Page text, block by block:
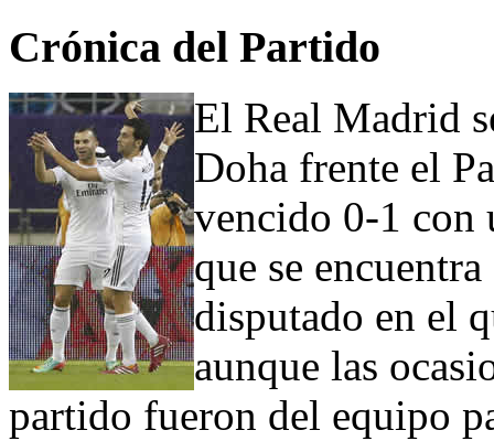
Crónica del Partido
El Real Madrid
Doha frente el
vencido 0-1 con
que se
disputado en el
aunque las
partido fueron del equipo